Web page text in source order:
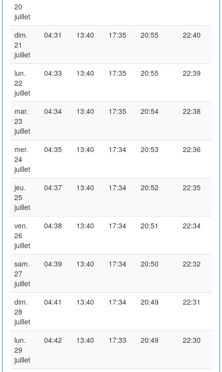
20
juillet
dim.
21
juillet
04:31 13:40 17:35 20:55 22:40
lun.
22
juillet
04:33 13:40 17:35 20:55 22:39
mar.
23
juillet
04:34 13:40 17:35 20:54 22:38
mer.
24
juillet
04:35 13:40 17:34 20:53 22:36
jeu.
25
juillet
04:37 13:40 17:34 20:52 22:35
ven.
26
juillet
04:38 13:40 17:34 20:51 22:34
sam.
27
juillet
04:39 13:40 17:34 20:50 22:32
dim.
28
juillet
04:41 13:40 17:34 20:49 22:31
lun.
29
juillet
04:42 13:40 17:33 20:49 22:30